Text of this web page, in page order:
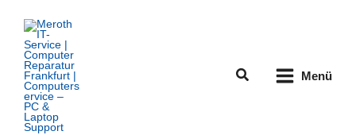
Inhalt
springen
Suchen Menü